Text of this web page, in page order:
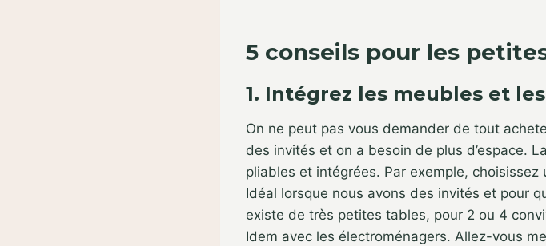
5 conseils pour les
1. Intégrez les meubles et
On ne peut pas vous demander de tout
des invités et on a besoin de plus d’espace.
pliables et intégrées. Par exemple, choisissez
Idéal lorsque nous avons des invités et pour
existe de très petites tables, pour 2 ou 4
Idem avec les électroménagers. Allez-vous